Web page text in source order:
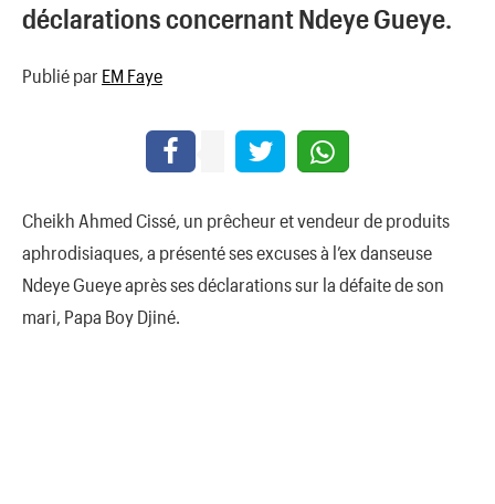
déclarations concernant Ndeye Gueye.
Publié par EM Faye
Cheikh Ahmed Cissé, un prêcheur et vendeur de produits
aphrodisiaques, a présenté ses excuses à l’ex danseuse
Ndeye Gueye après ses déclarations sur la défaite de son
mari, Papa Boy Djiné.